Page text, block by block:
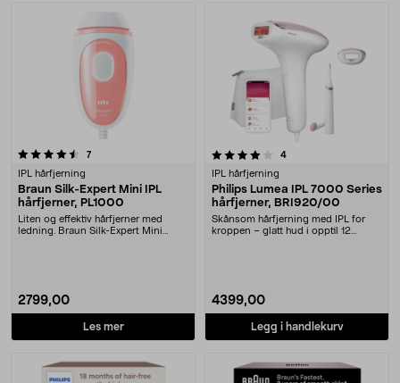
7anmeldelser
IPL hårfjerning
Braun Silk-Expert Mini IPL
hårfjerner, PL1000
Liten og effektiv hårfjerner med
ledning. Braun Silk-Expert Mini
2799,00
Les mer
4.0 av 5 stjerner 4anmeldelser
IPL hårfjerning
Philips Lumea IPL 7000 Series
hårfjerner, BRI920/00
Skånsom hårfjerning med IPL for
kroppen – glatt hud i opptil 12
4399,00
Legg i handlekurv